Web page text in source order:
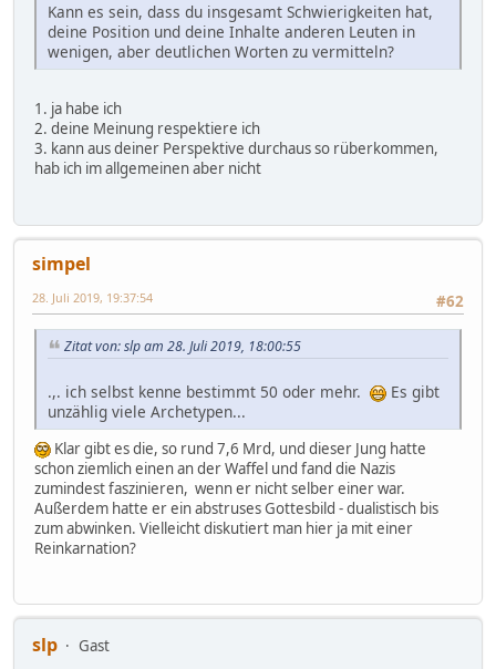
Kann es sein, dass du insgesamt Schwierigkeiten hat,
deine Position und deine Inhalte anderen Leuten in
wenigen, aber deutlichen Worten zu vermitteln?
1. ja habe ich
2. deine Meinung respektiere ich
3. kann aus deiner Perspektive durchaus so rüberkommen,
hab ich im allgemeinen aber nicht
simpel
#62
28. Juli 2019, 19:37:54
Zitat von: slp am 28. Juli 2019, 18:00:55
.,. ich selbst kenne bestimmt 50 oder mehr.
Es gibt
unzählig viele Archetypen...
Klar gibt es die, so rund 7,6 Mrd, und dieser Jung hatte
schon ziemlich einen an der Waffel und fand die Nazis
zumindest faszinieren, wenn er nicht selber einer war.
Außerdem hatte er ein abstruses Gottesbild - dualistisch bis
zum abwinken. Vielleicht diskutiert man hier ja mit einer
Reinkarnation?
slp
Gast